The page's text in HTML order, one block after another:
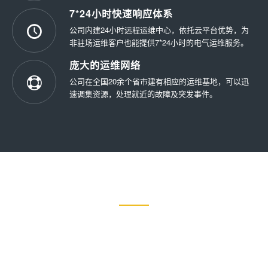
7*24小时快速响应体系
公司内建24小时远程运维中心，依托云平台优势，为
非驻场运维客户也能提供7*24小时的电气运维服务。
庞大的运维网络
公司在全国20余个省市建有相应的运维基地，可以迅
速调集资源，处理就近的故障及突发事件。